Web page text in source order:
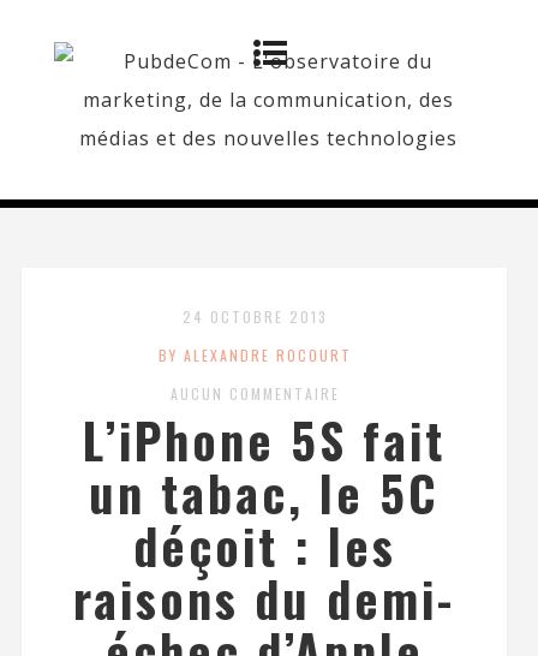
24 OCTOBRE 2013
BY ALEXANDRE ROCOURT
AUCUN COMMENTAIRE
L’iPhone 5S fait
un tabac, le 5C
déçoit : les
raisons du demi-